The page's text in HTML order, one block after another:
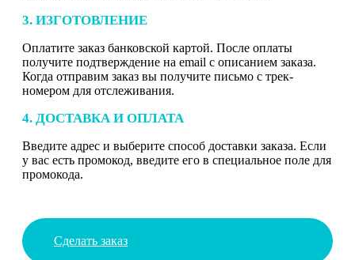
3. ИЗГОТОВЛЕНИЕ
Оплатите заказ банковской картой. После оплаты
получите подтверждение на email с описанием заказа.
Когда отправим заказ вы получите письмо с трек-
номером для отслеживания.
4. ДОСТАВКА И ОПЛАТА
Введите адрес и выберите способ доставки заказа. Если
у вас есть промокод, введите его в специальное поле для
промокода.
Сделать заказ